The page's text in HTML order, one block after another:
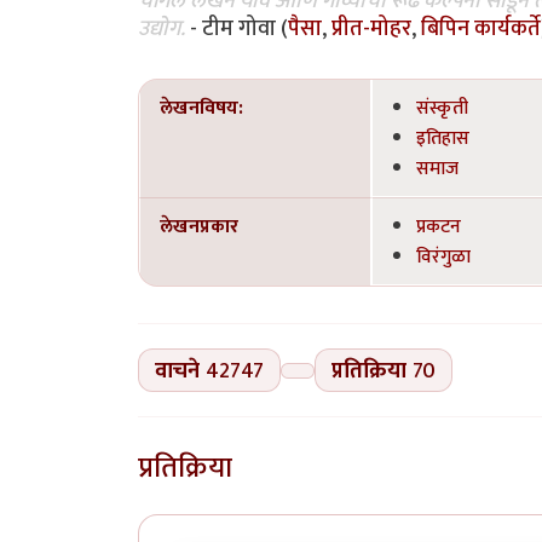
उद्योग.- टीम गोवा (पैसा,प्रीत-मोहर,बिपिन कार्यकर्ते
लेखनविषय:
संस्कृती
इतिहास
समाज
लेखनप्रकार
प्रकटन
विरंगुळा
वाचने 42747 प्रतिक्रिया 70
प्रतिक्रिया